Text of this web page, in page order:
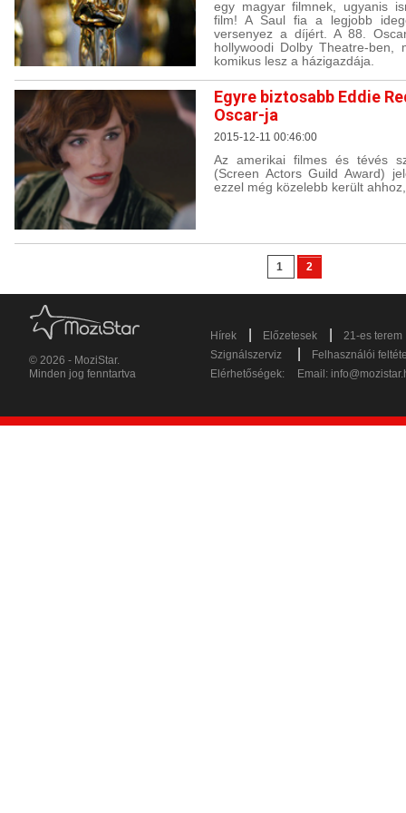
egy magyar filmnek, ugyanis
film! A Saul fia a legjobb
versenyez a díjért. A 88.
hollywoodi Dolby Theatre-ben,
komikus lesz a házigazdája.
Egyre biztosabb Eddie
Oscar-ja
2015-12-11 00:46:00
Az amerikai filmes és tévés
(Screen Actors Guild Award)
ezzel még közelebb került
1 2
© 2026 - MoziStar.
Minden jog fenntartva
Hírek Előzetesek
21-es terem
Szignálszerviz
Felhasználói
Elérhetőségek:
Email: